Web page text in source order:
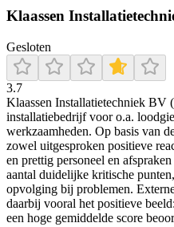
Klaassen
Gesloten
3.7
Klaassen Installatietechniek BV
installatiebedrijf voor o.a.
werkzaamheden. Op basis van
zowel uitgesproken positieve
en prettig personeel en
aantal duidelijke kritische
opvolging bij problemen.
daarbij vooral het positieve
een hoge gemiddelde score